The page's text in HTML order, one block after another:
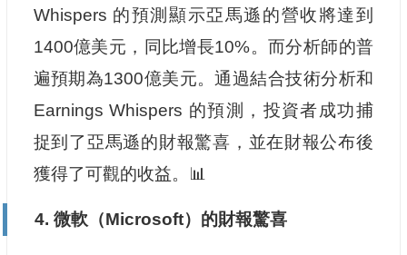
Whispers 的預測顯示亞馬遜的營收將達到
1400億美元，同比增長10%。而分析師的普
遍預期為1300億美元。通過結合技術分析和
Earnings Whispers 的預測，投資者成功捕
捉到了亞馬遜的財報驚喜，並在財報公布後
獲得了可觀的收益。📊
4. 微軟（Microsoft）的財報驚喜